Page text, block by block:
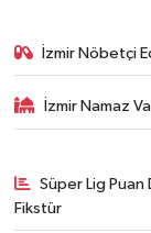
İzmir Nöbetçi
İzmir Namaz
Süper Lig Puan
Fikstür